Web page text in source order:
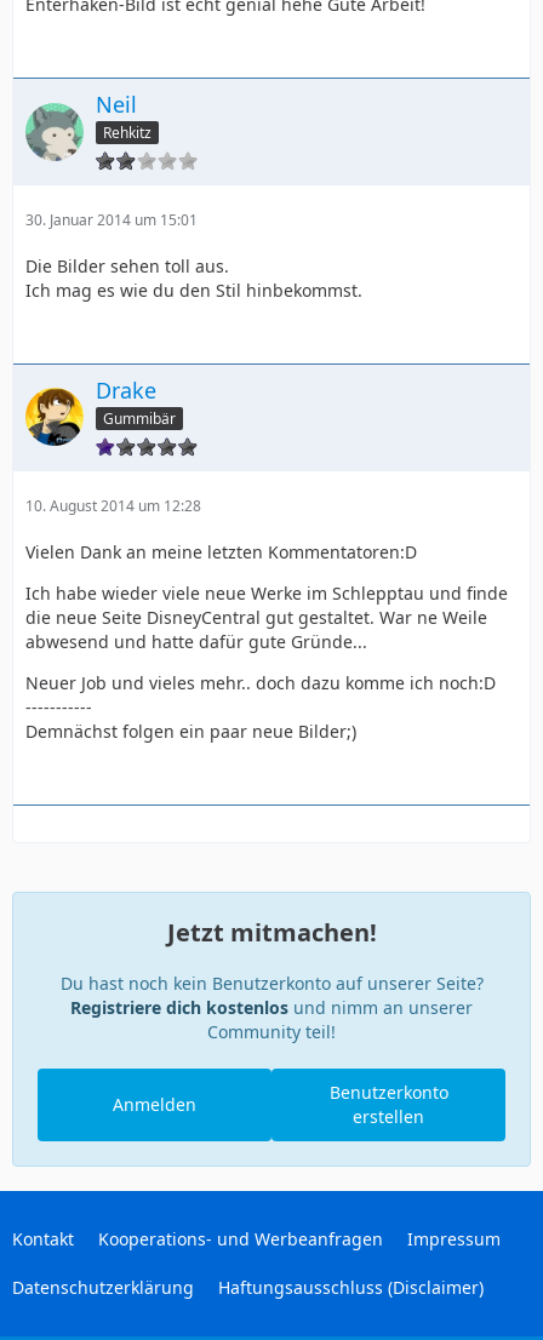
Neil
Rehkitz
30. Januar 2014 um 15:01
Die Bilder sehen toll aus.
Ich mag es wie du den Stil hinbekommst.
Drake
Gummibär
10. August 2014 um 12:28
Vielen Dank an meine letzten Kommentatoren:D
Ich habe wieder viele neue Werke im Schlepptau und finde
die neue Seite DisneyCentral gut gestaltet. War ne Weile
abwesend und hatte dafür gute Gründe...
Neuer Job und vieles mehr.. doch dazu komme ich noch:D
-----------
Demnächst folgen ein paar neue Bilder;)
Jetzt mitmachen!
Du hast noch kein Benutzerkonto auf unserer Seite?
Registriere dich kostenlos und nimm an unserer
Community teil!
Benutzerkonto
erstellen
Anmelden
Kontakt Kooperations- und Werbeanfragen Impressum
Datenschutzerklärung Haftungsausschluss (Disclaimer)